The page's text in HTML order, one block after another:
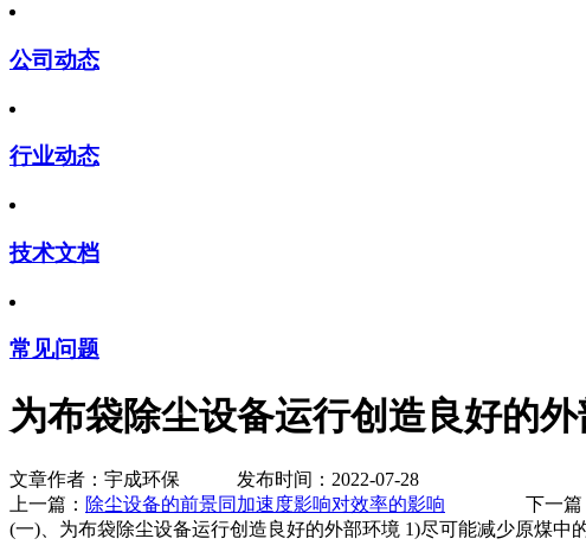
公司动态
行业动态
技术文档
常见问题
为布袋除尘设备运行创造良好的
文章作者：宇成环保 发布时间：2022-07-28
上一篇： 除尘设备的前景同加速度影响对效率的影响 下一篇
(一)、为布袋除尘设备运行创造良好的外部环境 1)尽可能减少原煤